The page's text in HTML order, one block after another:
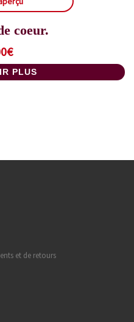
coeur.
€
PLUS
et de retours